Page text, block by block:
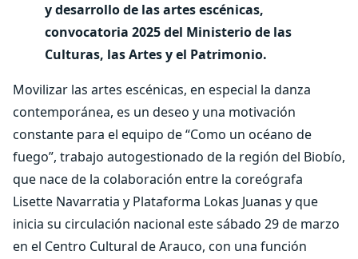
y desarrollo de las artes escénicas,
convocatoria 2025 del Ministerio de las
Culturas, las Artes y el Patrimonio.
Movilizar las artes escénicas, en especial la danza
contemporánea, es un deseo y una motivación
constante para el equipo de “Como un océano de
fuego”, trabajo autogestionado de la región del Biobío,
que nace de la colaboración entre la coreógrafa
Lisette Navarratia y Plataforma Lokas Juanas y que
inicia su circulación nacional este sábado 29 de marzo
en el Centro Cultural de Arauco, con una función